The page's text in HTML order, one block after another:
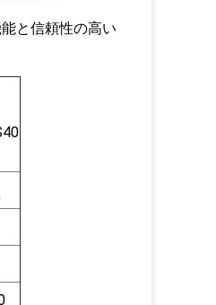
と信頼性の高い